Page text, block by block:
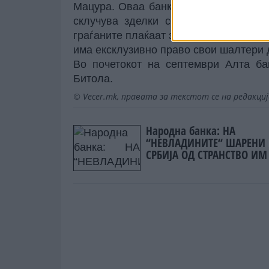
Мацура. Оваа банка се најде во
склучува зделки со државата.
граѓаните плаќаат за електрична
има ексклузивно право свои шалтери
Во почетокот на септември Алта
Битола.
© Vecer.mk, правата за текстот се на
Народна банка: НА
“НЕВЛАДИНИТЕ“ ШАРЕНИ
СРБИЈА ОД СТРАНСТВО
ИСПЛАТЕНИ 1,3